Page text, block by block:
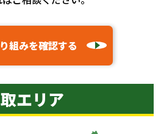
組みを確認する
エリア